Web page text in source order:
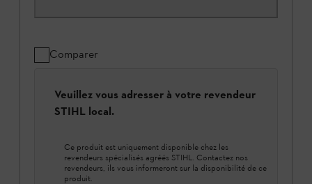
Comparer
Veuillez vous adresser à votre revendeur
STIHL local.
Ce produit est uniquement disponible chez les
revendeurs spécialisés agréés STIHL. Contactez nos
revendeurs, ils vous informeront sur la disponibilité de ce
produit.